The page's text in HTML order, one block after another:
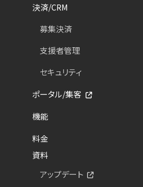
決済/CRM
募集決済
支援者管理
セキュリティ
ポータル/集客
機能
料金
資料
アップデート